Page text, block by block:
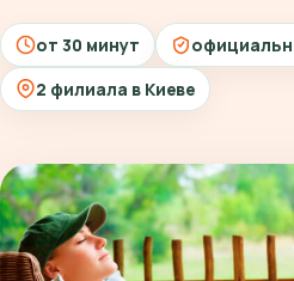
от 30 минут
2 филиала в Киеве